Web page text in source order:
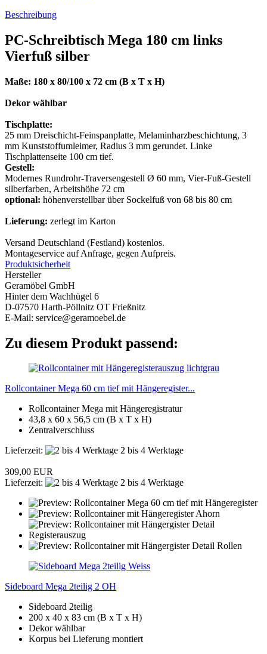
Beschreibung
PC-Schreibtisch Mega 180 cm links
Vierfuß silber
Maße: 180 x 80/100 x 72 cm (B x T x H)
Dekor wählbar
Tischplatte:
25 mm Dreischicht-Feinspanplatte, Melaminharzbeschichtung, 3
mm Kunststoffumleimer, Radius 3 mm gerundet. Linke
Tischplattenseite 100 cm tief.
Gestell:
Modernes Rundrohr-Traversengestell Ø 60 mm, Vier-Fuß-Gestell
silberfarben, Arbeitshöhe 72 cm
optional: höhenverstellbar über Sockelfuß von 68 bis 80 cm
Lieferung: zerlegt im Karton
Versand Deutschland (Festland) kostenlos.
Montageservice auf Anfrage, gegen Aufpreis.
Produktsicherheit
Hersteller
Geramöbel GmbH
Hinter dem Wachhügel 6
D-07570 Harth-Pöllnitz OT Frießnitz
E-Mail: service@geramoebel.de
Zu diesem Produkt passend:
Rollcontainer Mega 60 cm tief mit Hängeregister...
Rollcontainer Mega mit Hängeregistratur
43,8 x 60 x 56,5 cm (B x T x H)
Zentralverschluss
Lieferzeit:
2 bis 4 Werktage
309,00 EUR
Lieferzeit:
2 bis 4 Werktage
Sideboard Mega 2teilig 2 OH
Sideboard 2teilig
200 x 40 x 83 cm (B x T x H)
Dekor wählbar
Korpus bei Lieferung montiert